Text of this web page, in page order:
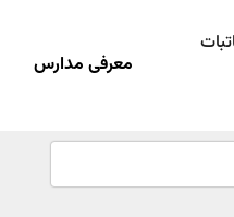
معرفی مدارس